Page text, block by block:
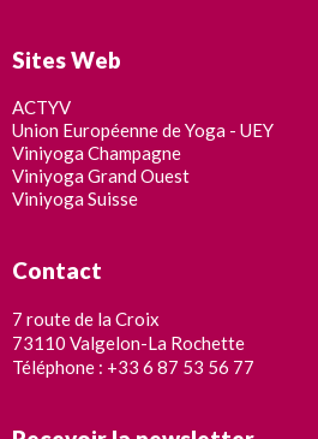
Sites Web
ACTYV
Union Européenne de Yoga - UEY
Viniyoga Champagne
Viniyoga Grand Ouest
Viniyoga Suisse
Contact
7 route de la Croix
73110 Valgelon-La Rochette
Téléphone : +33 6 87 53 56 77